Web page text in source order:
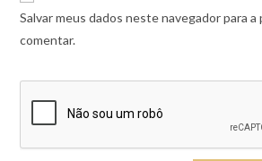
Salvar meus dados neste navegador para a
comentar.